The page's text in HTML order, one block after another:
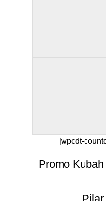
[wpcdt-
Promo